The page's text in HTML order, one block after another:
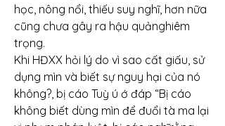
học, nông nổi, thiếu suy nghĩ, hơn nữa
cũng chưa gây ra hậu quảnghiêm
trọng.
Khi HĐXX hỏi lý do vì sao cất giấu, sử
dụng mìn và biết sự nguy hại của nó
không?, bị cáo Tuỳ ú ớ đáp “Bị cáo
không biết dùng mìn để đuổi tà ma lại